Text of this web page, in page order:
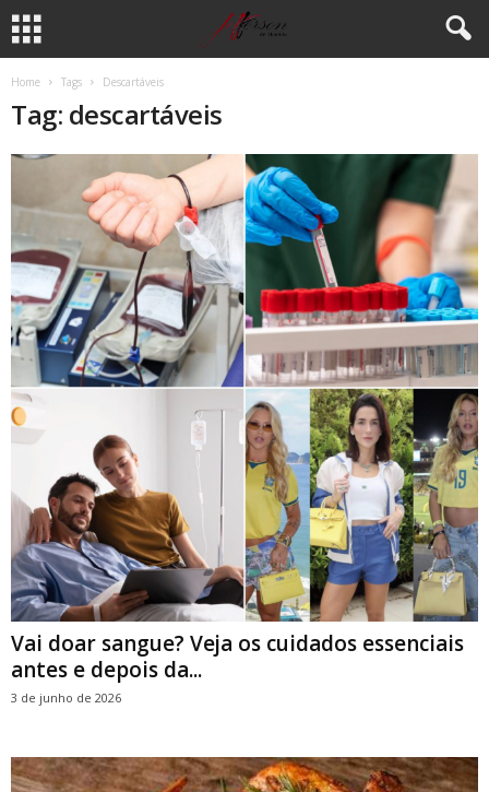
Home Tags Descartáveis
Tag: descartáveis
Vai doar sangue? Veja os cuidados essenciais
antes e depois da...
3 de junho de 2026